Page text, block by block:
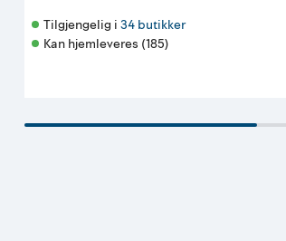
Tilgjengelig i 34 butikker
Kan hjemleveres (185)